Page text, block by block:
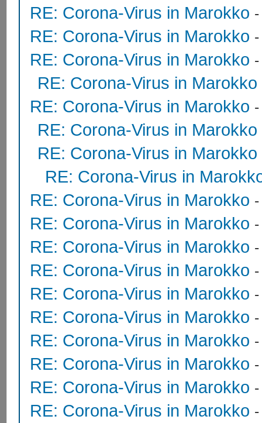
RE: Corona-Virus in Marokko
RE: Corona-Virus in Marokko
RE: Corona-Virus in Marokko
RE: Corona-Virus in Marokko
RE: Corona-Virus in Marokko
RE: Corona-Virus in Marokko
RE: Corona-Virus in Marokko
RE: Corona-Virus in
RE: Corona-Virus in Marokko
RE: Corona-Virus in Marokko
RE: Corona-Virus in Marokko
RE: Corona-Virus in Marokko
RE: Corona-Virus in Marokko
RE: Corona-Virus in Marokko
RE: Corona-Virus in Marokko
RE: Corona-Virus in Marokko
RE: Corona-Virus in Marokko
RE: Corona-Virus in Marokko